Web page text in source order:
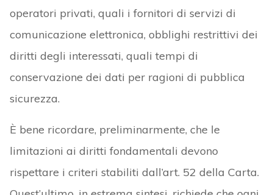
operatori privati, quali i fornitori di servizi di
comunicazione elettronica, obblighi restrittivi dei
diritti degli interessati, quali tempi di
conservazione dei dati per ragioni di pubblica
sicurezza.
È bene ricordare, preliminarmente, che le
limitazioni ai diritti fondamentali devono
rispettare i criteri stabiliti dall’art. 52 della Carta.